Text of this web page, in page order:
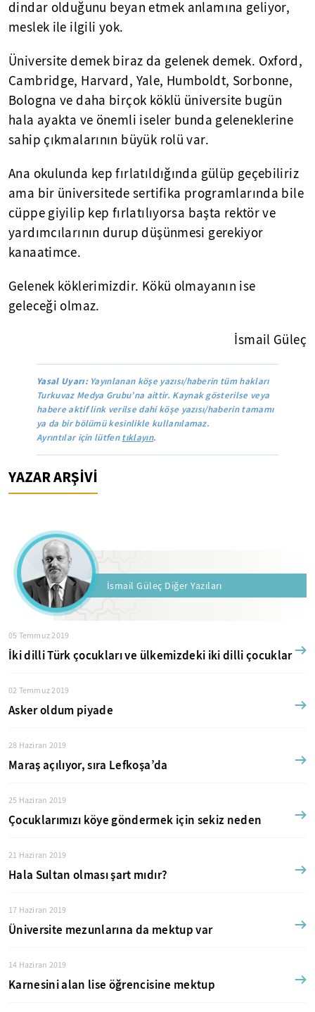
dindar olduğunu beyan etmek anlamına geliyor,
meslek ile ilgili yok.
Üniversite demek biraz da gelenek demek. Oxford,
Cambridge, Harvard, Yale, Humboldt, Sorbonne,
Bologna ve daha birçok köklü üniversite bugün
hala ayakta ve önemli iseler bunda geleneklerine
sahip çıkmalarının büyük rolü var.
Ana okulunda kep fırlatıldığında gülüp geçebiliriz
ama bir üniversitede sertifika programlarında bile
cüppe giyilip kep fırlatılıyorsa başta rektör ve
yardımcılarının durup düşünmesi gerekiyor
kanaatimce.
Gelenek köklerimizdir. Kökü olmayanın ise
geleceği olmaz.
İsmail Güleç
Yasal Uyarı: Yayınlanan köşe yazısı/haberin tüm hakları
Turkuvaz Medya Grubu’na aittir. Kaynak gösterilse veya
habere aktif link verilse dahi köşe yazısı/haberin tamamı
ya da bir bölümü kesinlikle kullanılamaz.
Ayrıntılar için lütfentıklayın.
YAZAR ARŞİVİ
İsmail Güleç Diğer Yazıları
05 Temmuz 2019
İki dilli Türk çocukları ve ülkemizdeki iki dilli çocuklar
02 Temmuz 2019
Asker oldum piyade
28 Haziran 2019
Maraş açılıyor, sıra Lefkoşa’da
25 Haziran 2019
Çocuklarımızı köye göndermek için sekiz neden
21 Haziran 2019
Hala Sultan olması şart mıdır?
17 Haziran 2019
Üniversite mezunlarına da mektup var
14 Haziran 2019
Karnesini alan lise öğrencisine mektup